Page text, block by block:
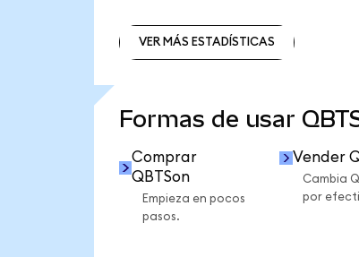
VER MÁS ESTADÍSTICAS
Formas de usar
Comprar
QBTSon
Empieza en pocos
pasos.
Vender
Cambia
por